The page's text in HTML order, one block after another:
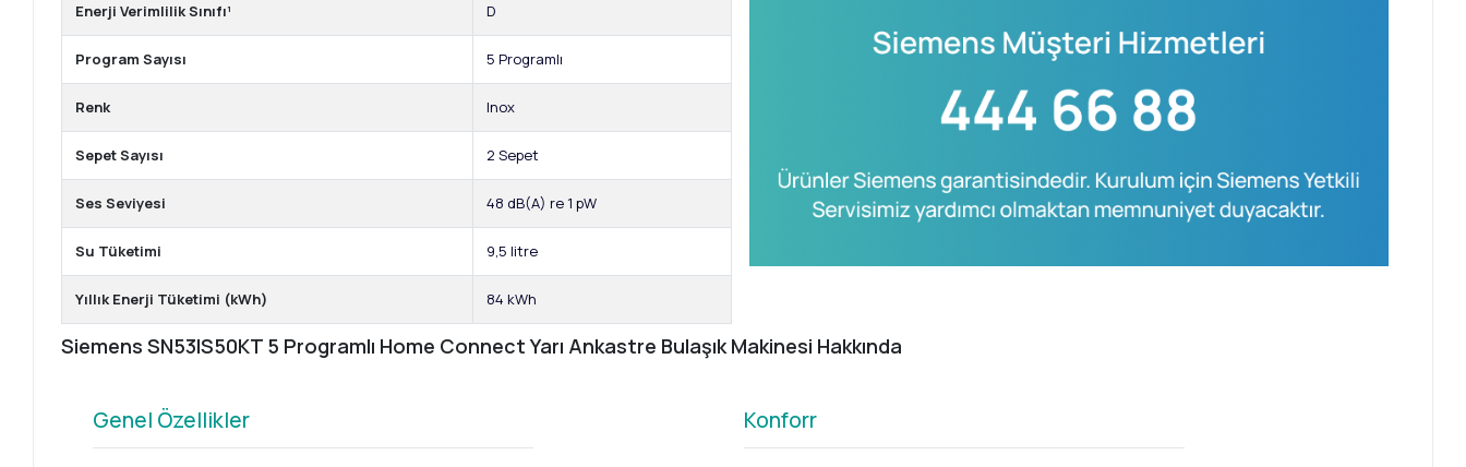
Enerji Verimlilik Sınıfı¹ D
Program Sayısı 5 Programlı
Renk Inox
Sepet Sayısı 2 Sepet
Ses Seviyesi 48 dB(A) re 1 pW
Su Tüketimi 9,5 litre
Yıllık Enerji Tüketimi (kWh) 84 kWh
Siemens SN53IS50KT 5 Programlı Home Connect Yarı Ankastre Bulaşık Makinesi Hakkında
Genel Özellikler Konforr